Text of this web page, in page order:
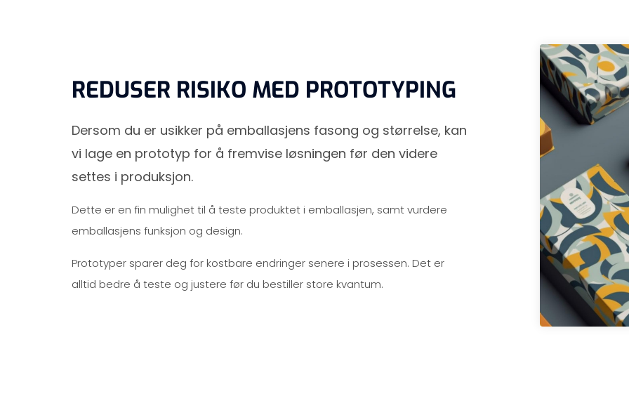
REDUSER RISIKO MED PROTOTYPING
Dersom du er usikker på emballasjens fasong og størrelse, kan
vi lage en prototyp for å fremvise løsningen før den videre
settes i produksjon.
Dette er en fin mulighet til å teste produktet i emballasjen, samt vurdere
emballasjens funksjon og design.
Prototyper sparer deg for kostbare endringer senere i prosessen. Det er
alltid bedre å teste og justere før du bestiller store kvantum.